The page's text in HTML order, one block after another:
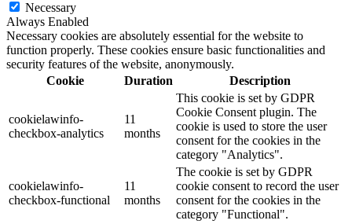
Necessary
Always Enabled
Necessary cookies are absolutely essential for the website to
function properly. These cookies ensure basic functionalities and
security features of the website, anonymously.
Cookie
Duration Description
cookielawinfo-
checkbox-analytics
11
months
This cookie is set by GDPR
Cookie Consent plugin. The
cookie is used to store the user
consent for the cookies in the
category "Analytics".
cookielawinfo-
checkbox-functional
11
months
The cookie is set by GDPR
cookie consent to record the user
consent for the cookies in the
category "Functional".